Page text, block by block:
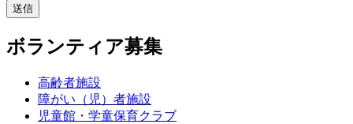
ボランティア募集
高齢者施設
障がい（児）者施設
児童館・学童保育クラブ